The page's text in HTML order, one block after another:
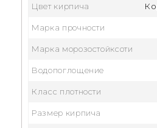
Цвет кирпича
Марка прочности
Марка морозостойксоти
Водопоглощение
Класс плотности
Размер кирпича